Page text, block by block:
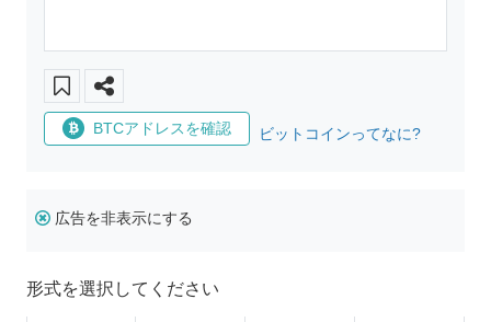
BTCアドレスを確認 ビットコインってなに?
広告を非表示にする
形式を選択してください